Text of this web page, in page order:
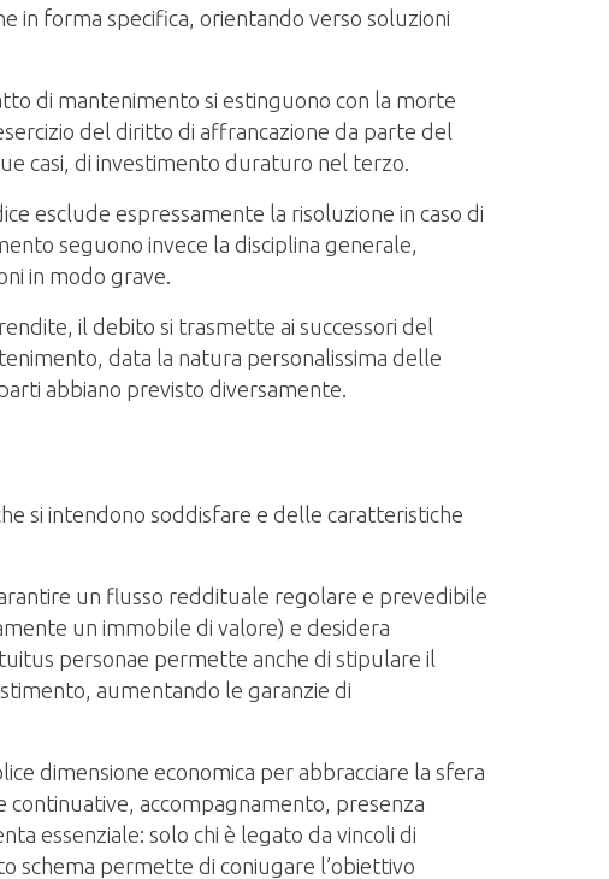
in forma specifica, orientando verso soluzioni
di mantenimento si estinguono con la morte
del diritto di affrancazione da parte del
casi, di investimento duraturo nel terzo.
esclude espressamente la risoluzione in caso di
seguono invece la disciplina generale,
in modo grave.
il debito si trasmette ai successori del
data la natura personalissima delle
abbiano previsto diversamente.
si intendono soddisfare e delle caratteristiche
un flusso reddituale regolare e prevedibile
un immobile di valore) e desidera
personae permette anche di stipulare il
aumentando le garanzie di
dimensione economica per abbracciare la sfera
continuative, accompagnamento, presenza
essenziale: solo chi è legato da vincoli di
schema permette di coniugare l’obiettivo